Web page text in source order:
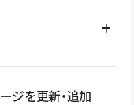
るわけではないた
計、URL・リダイレク
門での運用、権限管
携など、個別の要件が
利用数の上限、権限
ジを更新・追加